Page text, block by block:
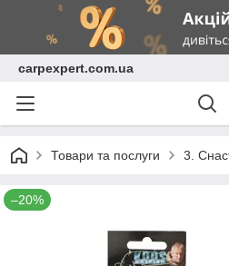
carpexpert.com.ua
Товари та послуги 3.
–20%